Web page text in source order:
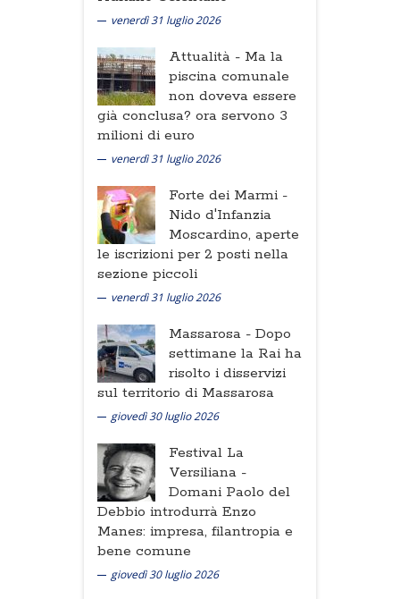
venerdì 31 luglio 2026
Attualità - Ma la
piscina comunale
non doveva essere
già conclusa? ora servono 3
milioni di euro
venerdì 31 luglio 2026
Forte dei Marmi -
Nido d'Infanzia
Moscardino, aperte
le iscrizioni per 2 posti nella
sezione piccoli
venerdì 31 luglio 2026
Massarosa - Dopo
settimane la Rai ha
risolto i disservizi
sul territorio di Massarosa
giovedì 30 luglio 2026
Festival La
Versiliana -
Domani Paolo del
Debbio introdurrà Enzo
Manes: impresa, filantropia e
bene comune
giovedì 30 luglio 2026